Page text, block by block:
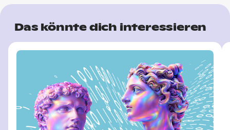
Das könnte dich interessieren